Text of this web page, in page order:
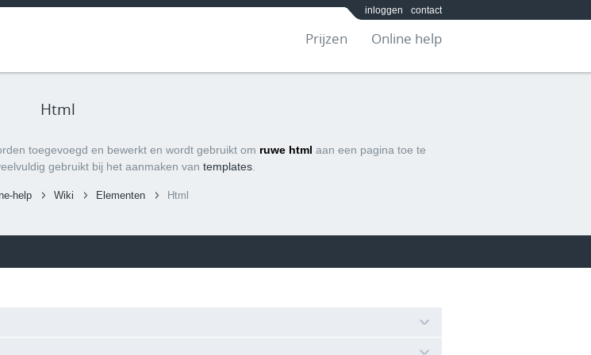
inloggen contact
Prijzen Online help
Html
toegevoegd en bewerkt en wordt gebruikt om ruwe html aan een pagina toe te
gebruikt bij het aanmaken van templates
help Wiki Elementen Html